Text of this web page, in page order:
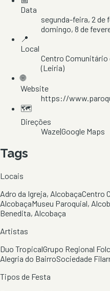
Data
segunda-feira, 2 de
domingo, 8 de
📍
Local
Centro Comunitário
(Leiria)
🌐
Website
https://
🗺️
Direções
Waze|Google Maps
Tags
Locais
Adro da Igreja, AlcobaçaCentro
AlcobaçaMuseu Paroquial,
Benedita, Alcobaça
Artistas
Duo TropicalGrupo Regional
Alegria do BairroSociedade
Tipos de Festa